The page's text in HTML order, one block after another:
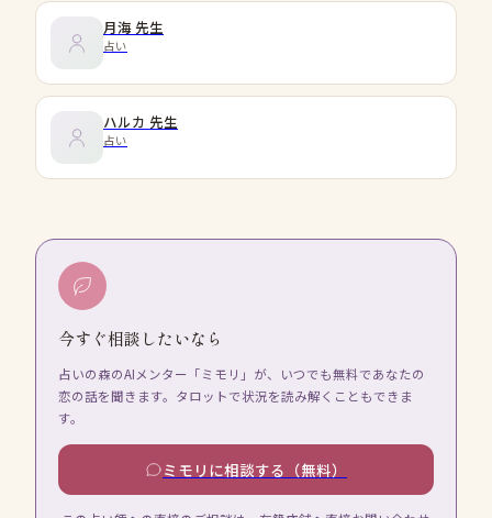
月海 先生
占い
ハルカ 先生
占い
今すぐ相談したいなら
占いの森のAIメンター「ミモリ」が、いつでも無料であなたの
恋の話を聞きます。タロットで状況を読み解くこともできま
す。
ミモリに相談する（無料）